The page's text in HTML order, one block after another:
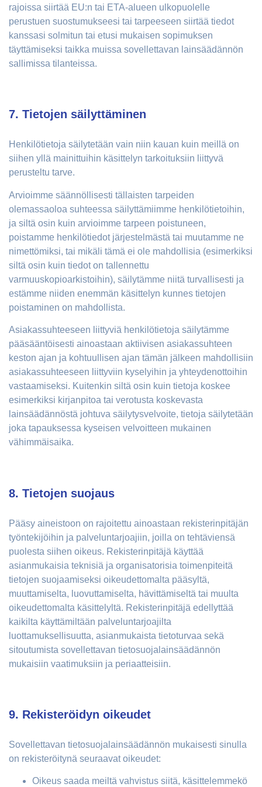
rajoissa siirtää EU:n tai ETA-alueen ulkopuolelle
perustuen suostumukseesi tai tarpeeseen siirtää tiedot
kanssasi solmitun tai etusi mukaisen sopimuksen
täyttämiseksi taikka muissa sovellettavan lainsäädännön
sallimissa tilanteissa.
7. Tietojen säilyttäminen
Henkilötietoja säilytetään vain niin kauan kuin meillä on
siihen yllä mainittuihin käsittelyn tarkoituksiin liittyvä
perusteltu tarve.
Arvioimme säännöllisesti tällaisten tarpeiden
olemassaoloa suhteessa säilyttämiimme henkilötietoihin,
ja siltä osin kuin arvioimme tarpeen poistuneen,
poistamme henkilötiedot järjestelmästä tai muutamme ne
nimettömiksi, tai mikäli tämä ei ole mahdollisia (esimerkiksi
siltä osin kuin tiedot on tallennettu
varmuuskopioarkistoihin), säilytämme niitä turvallisesti ja
estämme niiden enemmän käsittelyn kunnes tietojen
poistaminen on mahdollista.
Asiakassuhteeseen liittyviä henkilötietoja säilytämme
pääsääntöisesti ainoastaan aktiivisen asiakassuhteen
keston ajan ja kohtuullisen ajan tämän jälkeen mahdollisiin
asiakassuhteeseen liittyviin kyselyihin ja yhteydenottoihin
vastaamiseksi. Kuitenkin siltä osin kuin tietoja koskee
esimerkiksi kirjanpitoa tai verotusta koskevasta
lainsäädännöstä johtuva säilytysvelvoite, tietoja säilytetään
joka tapauksessa kyseisen velvoitteen mukainen
vähimmäisaika.
8. Tietojen suojaus
Pääsy aineistoon on rajoitettu ainoastaan rekisterinpitäjän
työntekijöihin ja palveluntarjoajiin, joilla on tehtäviensä
puolesta siihen oikeus. Rekisterinpitäjä käyttää
asianmukaisia teknisiä ja organisatorisia toimenpiteitä
tietojen suojaamiseksi oikeudettomalta pääsyltä,
muuttamiselta, luovuttamiselta, hävittämiseltä tai muulta
oikeudettomalta käsittelyltä. Rekisterinpitäjä edellyttää
kaikilta käyttämiltään palveluntarjoajilta
luottamuksellisuutta, asianmukaista tietoturvaa sekä
sitoutumista sovellettavan tietosuojalainsäädännön
mukaisiin vaatimuksiin ja periaatteisiin.
9. Rekisteröidyn oikeudet
Sovellettavan tietosuojalainsäädännön mukaisesti sinulla
on rekisteröitynä seuraavat oikeudet:
Oikeus saada meiltä vahvistus siitä, käsittelemmekö